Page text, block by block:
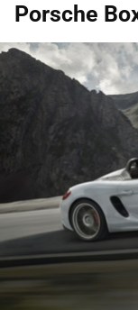
Porsche